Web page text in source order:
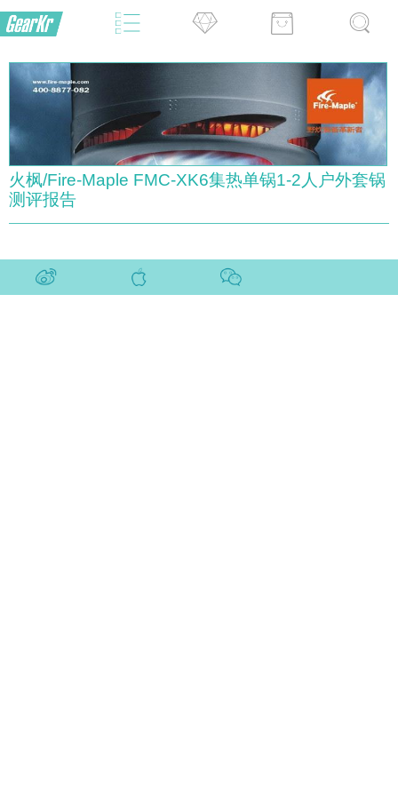
火枫/Fire-Maple FMC-XK6集热单锅1-2人户外套锅
测评报告